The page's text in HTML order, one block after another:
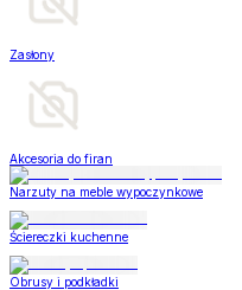
Zasłony
Akcesoria do firan
Narzuty na meble wypoczynkowe
Ściereczki kuchenne
Obrusy i podkładki